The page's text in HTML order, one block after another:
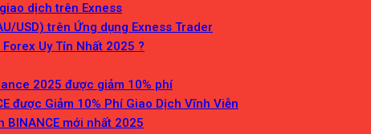
dịch trên Exness
USD) trên Ứng dụng Exness Trader
Uy Tín Nhất 2025 ?
2025 được giảm 10% phí
được Giảm 10% Phí Giao Dịch Vĩnh Viễn
BINANCE mới nhất 2025